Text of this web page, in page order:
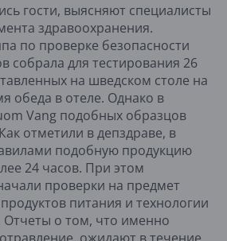
гости, выясняют специалисты
здравоохранения.
по проверке безопасности
собрала для тестирования 26
на шведском столе на
обеда в отеле. Однако в
Vang подобных образцов
отметили в депздраве, в
подобную продукцию
24 часов. При этом
проверки на предмет
питания и технологии
Отчеты о том, что именно
ожидают в течение